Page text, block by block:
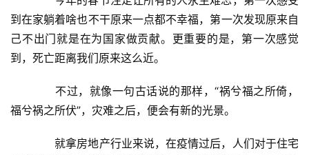
到在家躺着啥也不干原来一点都不幸福，第一次发现原来自
己不出门就是在为国家做贡献。更重要的是，第一次感觉
到，死亡距离我们原来这么近。
不过，就像一句古话说的那样，“祸兮福之所倚，
福兮祸之所伏”，灾难之后，便会有新的光景。
就拿房地产行业来说，在疫情过后，人们对于住宅